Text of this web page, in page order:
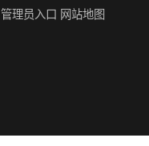
管理员入口 网站地图